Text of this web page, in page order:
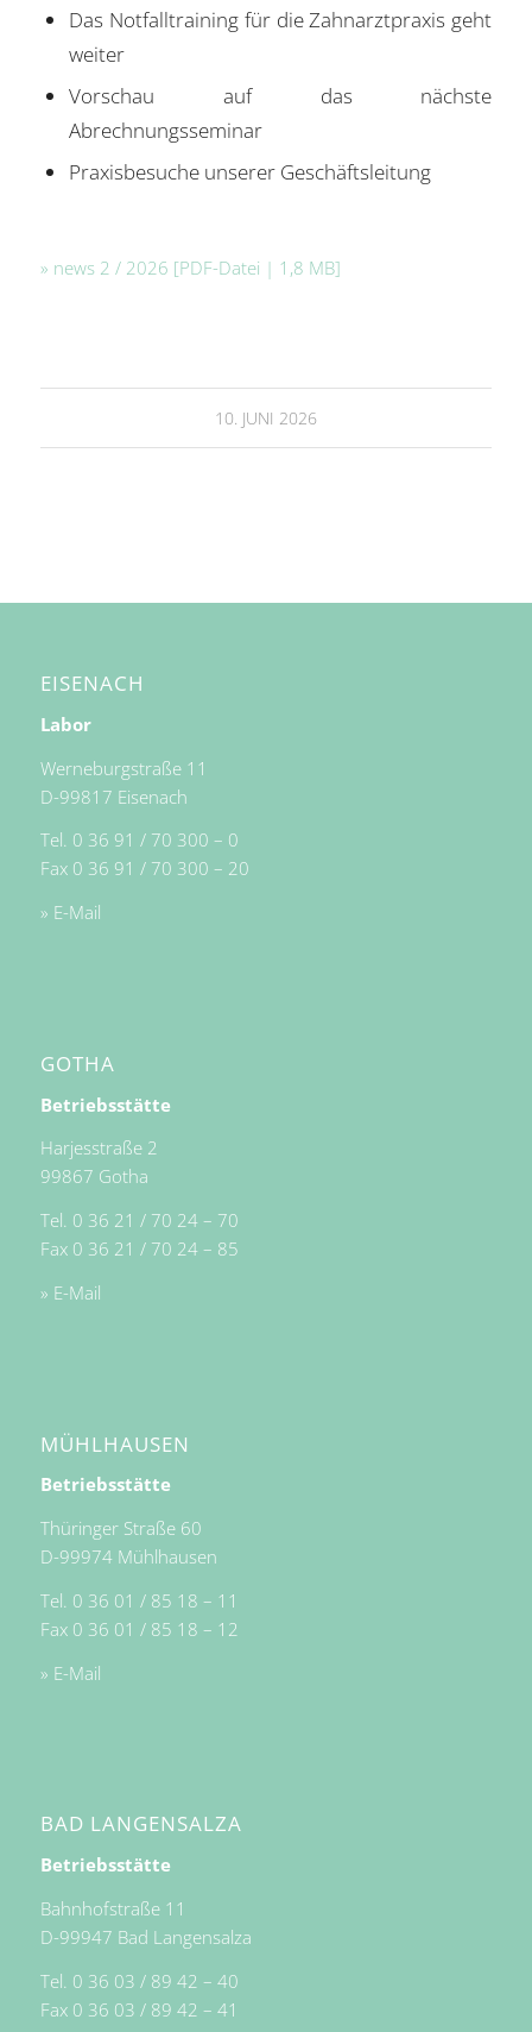
Das Notfalltraining für die Zahnarztpraxis geht
weiter
Vorschau auf das nächste
Abrechnungsseminar
Praxisbesuche unserer Geschäftsleitung
» news 2 / 2026 [PDF-Datei | 1,8 MB]
10. JUNI 2026
EISENACH
Labor
Werneburgstraße 11
D-99817 Eisenach
Tel. 0 36 91 / 70 300 – 0
Fax 0 36 91 / 70 300 – 20
» E-Mail
GOTHA
Betriebsstätte
Harjesstraße 2
99867 Gotha
Tel. 0 36 21 / 70 24 – 70
Fax 0 36 21 / 70 24 – 85
» E-Mail
MÜHLHAUSEN
Betriebsstätte
Thüringer Straße 60
D-99974 Mühlhausen
Tel. 0 36 01 / 85 18 – 11
Fax 0 36 01 / 85 18 – 12
» E-Mail
BAD LANGENSALZA
Betriebsstätte
Bahnhofstraße 11
D-99947 Bad Langensalza
Tel. 0 36 03 / 89 42 – 40
Fax 0 36 03 / 89 42 – 41